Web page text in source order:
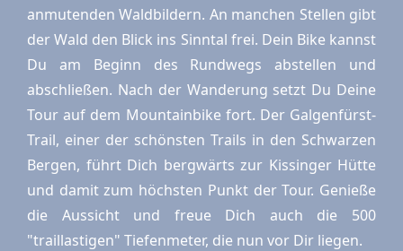
anmutenden Waldbildern. An manchen Stellen gibt
der Wald den Blick ins Sinntal frei. Dein Bike kannst
Du am Beginn des Rundwegs abstellen und
abschließen. Nach der Wanderung setzt Du Deine
Tour auf dem Mountainbike fort. Der Galgenfürst-
Trail, einer der schönsten Trails in den Schwarzen
Bergen, führt Dich bergwärts zur Kissinger Hütte
und damit zum höchsten Punkt der Tour. Genieße
die Aussicht und freue Dich auch die 500
"traillastigen" Tiefenmeter, die nun vor Dir liegen.